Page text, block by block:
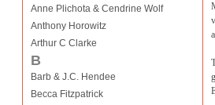
Anne Plichota & Cendrine Wolf
Anthony Horowitz
Arthur C Clarke
B
Barb & J.C. Hendee
Becca Fitzpatrick